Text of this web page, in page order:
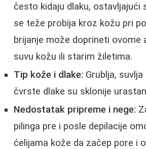
često kidaju dlaku, ostavljajući
se teže probija kroz kožu pri
brijanje može doprineti ovome
suvu kožu ili starim žiletima.
Tip kože i dlake: Grublja,
čvrste dlake su sklonije
Nedostatak pripreme i nege:
pilinga pre i posle depilacije
ćelijama kože da začep pore i